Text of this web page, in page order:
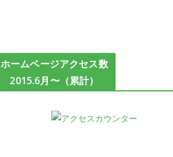
ホームページアクセス数
2015.6月〜（累計）